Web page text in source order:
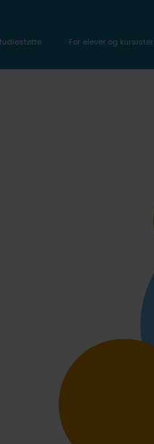
For elever og kursister